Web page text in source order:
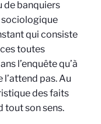
de banquiers
sociologique
qui consiste
toutes
l’enquête qu’à
pas. Au
des faits
tout son sens.